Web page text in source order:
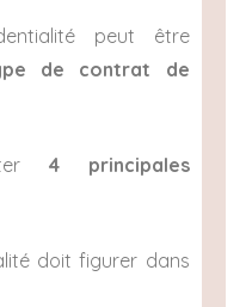
peut être
de contrat de
4 principales
doit figurer dans